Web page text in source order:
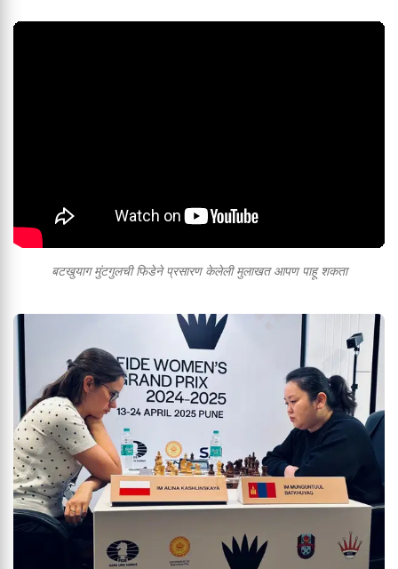
बटखुयाग मुंटगुलची फिडेने प्रसारण केलेली मुलाखत आपण पाहू शकता